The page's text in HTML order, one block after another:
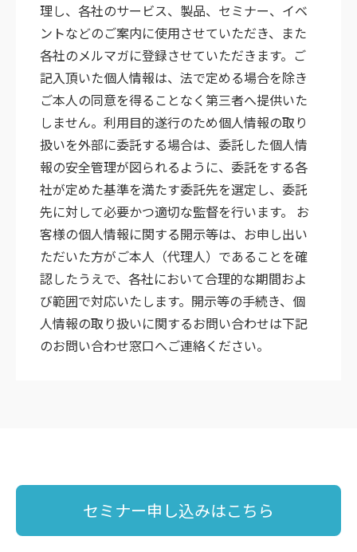
理し、各社のサービス、製品、セミナー、イベ
ントなどのご案内に使用させていただき、また
各社のメルマガに登録させていただきます。ご
記入頂いた個人情報は、法で定める場合を除き
ご本人の同意を得ることなく第三者へ提供いた
しません。利用目的遂行のため個人情報の取り
扱いを外部に委託する場合は、委託した個人情
報の安全管理が図られるように、委託をする各
社が定めた基準を満たす委託先を選定し、委託
先に対して必要かつ適切な監督を行います。 お
客様の個人情報に関する開示等は、お申し出い
ただいた方がご本人（代理人）であることを確
認したうえで、各社において合理的な期間およ
び範囲で対応いたします。開示等の手続き、個
人情報の取り扱いに関するお問い合わせは下記
のお問い合わせ窓口へご連絡ください。
セミナー申し込みはこちら